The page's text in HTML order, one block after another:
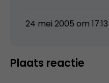
24 mei 2005 om 17:13
Plaats reactie